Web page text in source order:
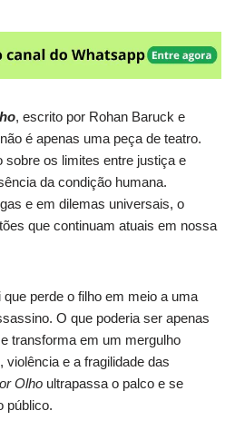
, escrito por Rohan Baruck e
é apenas uma peça de teatro.
sobre os limites entre justiça e
da condição humana.
e em dilemas universais, o
que continuam atuais em nossa
perde o filho em meio a uma
O que poderia ser apenas
transforma em um mergulho
violência e a fragilidade das
Olho ultrapassa o palco e se
público.